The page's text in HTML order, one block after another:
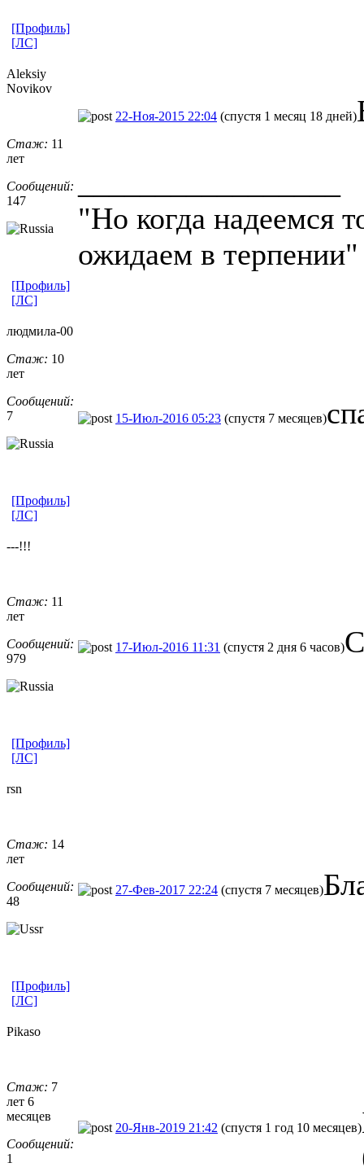
[Профиль]
[ЛС]
Aleksiy
Novikov
Стаж: 11
лет
Сообщений:
147
22-Ноя-2015 22:04 (спустя 1 месяц 18 дней)
"Но когда надеемся
ожидаем в
[Профиль]
[ЛС]
людмила-00
Стаж: 10
лет
Сообщений:
7
15-Июл-2016 05:23 (спустя 7 месяцев)
[Профиль]
[ЛС]
---!!!
Стаж: 11
лет
Сообщений:
979
17-Июл-2016 11:31 (спустя 2 дня 6 часов)
[Профиль]
[ЛС]
rsn
Стаж: 14
лет
Сообщений:
48
27-Фев-2017 22:24 (спустя 7 месяцев)
[Профиль]
[ЛС]
Pikaso
Стаж: 7
лет 6
месяцев
Сообщений:
1
20-Янв-2019 21:42 (спустя 1 год 10 месяцев)